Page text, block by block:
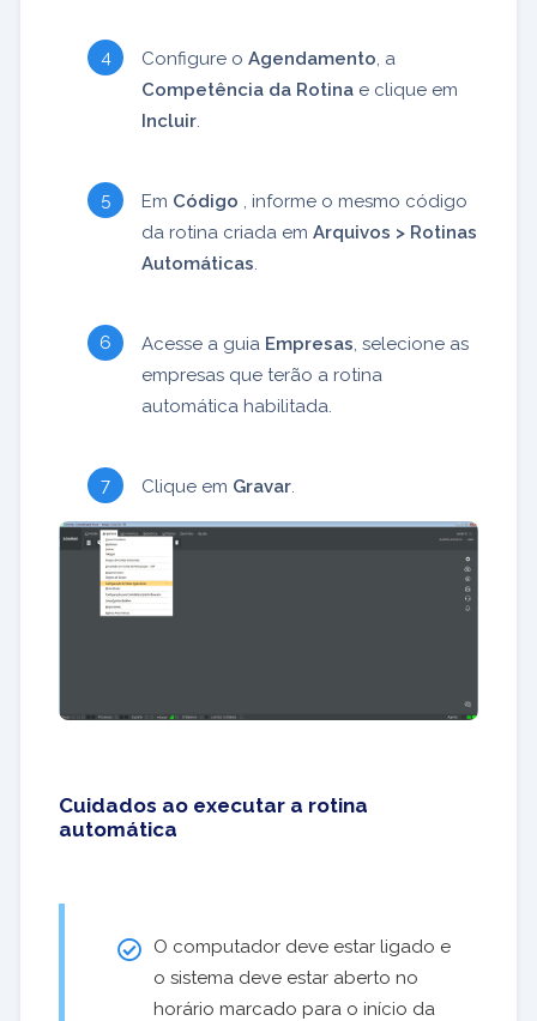
Configure o Agendamento , a
Competência da Rotina e clique em
Incluir
Em Código , informe o mesmo código
da rotina criada em Arquivos > Rotinas
Automáticas
Acesse a guia Empresas , selecione as
empresas que terão a rotina
automática habilitada.
Clique em Gravar
Cuidados ao executar a rotina
automática
O computador deve estar ligado e
o sistema deve estar aberto no
horário marcado para o início da